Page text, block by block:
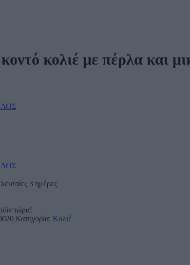
κολιέ με πέρλα και
3 ημέρες
τώρα!
Κατηγορία: Κολιέ